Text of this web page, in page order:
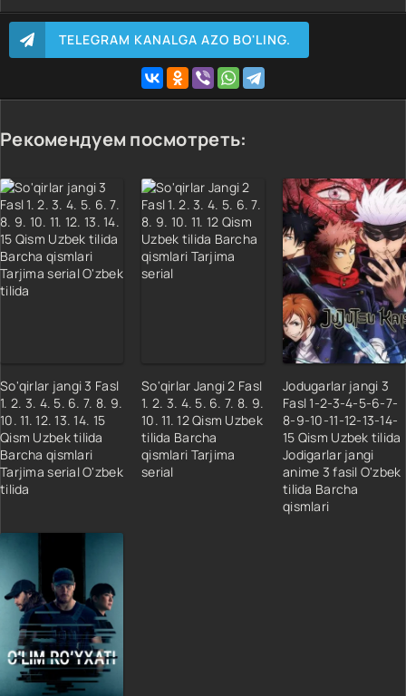
TELEGRAM KANALGA AZO BO'LING.
Рекомендуем посмотреть:
So'qirlar jangi 3 Fasl
1. 2. 3. 4. 5. 6. 7. 8. 9.
10. 11. 12. 13. 14. 15
Qism Uzbek tilida
Barcha qismlari
Tarjima serial O'zbek
tilida
So'qirlar Jangi 2 Fasl
1. 2. 3. 4. 5. 6. 7. 8. 9.
10. 11. 12 Qism Uzbek
tilida Barcha
qismlari Tarjima
serial
Jodugarlar jangi 3
Fasl 1-2-3-4-5-6-7-
8-9-10-11-12-13-14-
15 Qism Uzbek tilida
Jodigarlar jangi
anime 3 fasil O'zbek
tilida Barcha
qismlari